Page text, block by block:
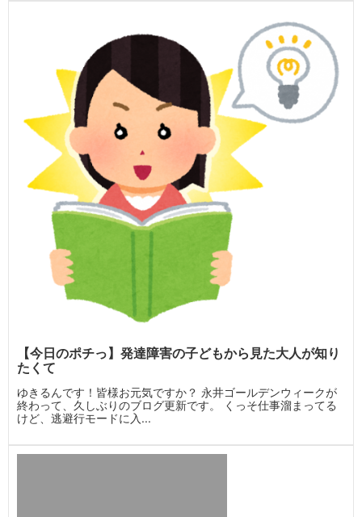
【今日のポチっ】発達障害の子どもから見た大人が知り
たくて
ゆきるんです！皆様お元気ですか？ 永井ゴールデンウィークが
終わって、久しぶりのブログ更新です。 くっそ仕事溜まってる
けど、逃避行モードに入...